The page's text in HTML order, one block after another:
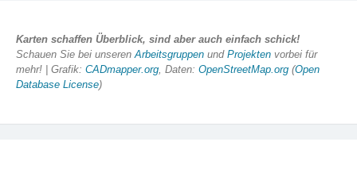
Karten schaffen Überblick, sind aber auch einfach schick!
Schauen Sie bei unseren Arbeitsgruppenund Projektenvorbei für
mehr! | Grafik: CADmapper.org, Daten: OpenStreetMap.org(Open
Database License)